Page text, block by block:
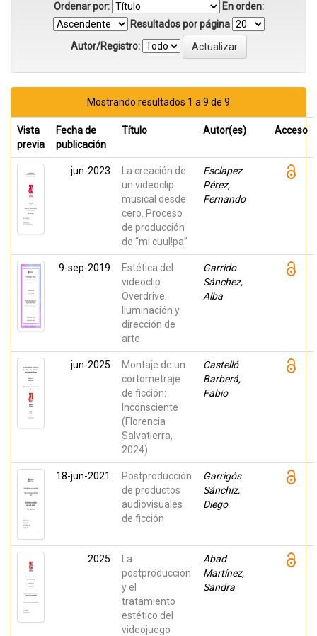
Ordenar por:
En orden:
Resultados por página
Autor/Registro:
Mostrando resultados 1 a 9 de 9
Vista
previa
Fecha de
publicación
Título Autor(es) Acceso
jun-2023
La creación de
un videoclip
musical desde
cero. Proceso
de producción
de “mi cuul!pa”
Esclapez
Pérez,
Fernando
9-sep-2019
Estética del
videoclip
Overdrive.
Iluminación y
dirección de
arte
Garrido
Sánchez,
Alba
jun-2025
Montaje de un
cortometraje
de ficción:
Inconsciente
(Florencia
Salvatierra,
2024)
Castelló
Barberá,
Fabio
18-jun-2021
Postproducción
de productos
audiovisuales
de ficción
Garrigós
Sánchiz,
Diego
2025
La
postproducción
y el
tratamiento
estético del
videojuego
Abad
Martínez,
Sandra